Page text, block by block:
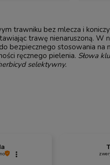
trawniku bez mlecza i
trawę nienaruszoną. W
bezpiecznego stosowania
ręcznego pielenia. Słowa
selektywny.